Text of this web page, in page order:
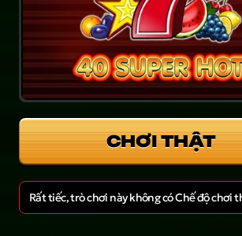
CHƠI THẬT
Rất tiếc, trò chơi này không có Chế độ chơi